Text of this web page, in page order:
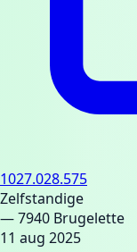
1027.028.575
Zelfstandige
— 7940 Brugelette
11 aug 2025